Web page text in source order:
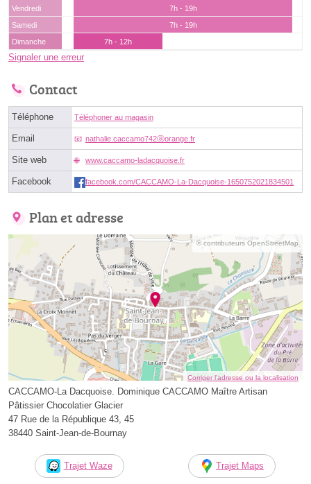
Vendredi
7h - 19h
Samedi
7h - 19h
Dimanche
7h - 12h
Signaler une erreur
Contact
Téléphone Téléphoner au magasin
Email nathalie.caccamo742ⓐorange.fr
Site web www.caccamo-ladacquoise.fr
Facebook facebook.com/CACCAMO-La-Dacquoise-1650752021834501
Plan et adresse
© contributeurs OpenStreetMap
Corriger l’adresse ou la localisation
CACCAMO-La Dacquoise. Dominique CACCAMO Maître Artisan
Pâtissier Chocolatier Glacier
47 Rue de la République 43, 45
38440 Saint-Jean-de-Bournay
Trajet Waze Trajet Maps